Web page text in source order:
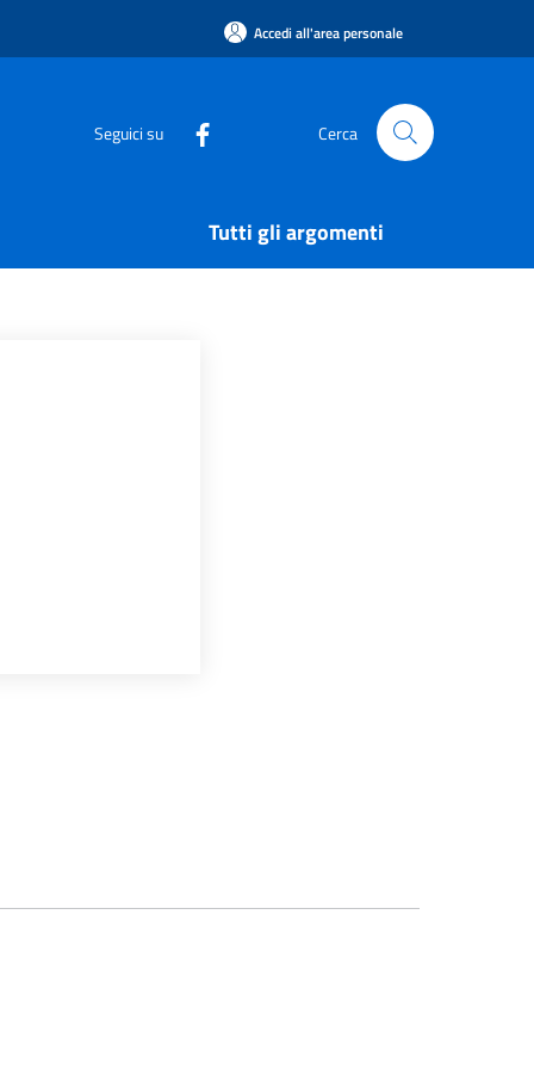
Accedi all'area personale
Seguici su Cerca
Tutti gli argomenti